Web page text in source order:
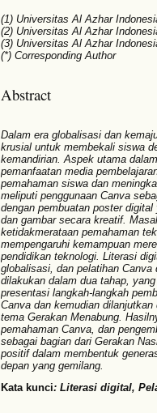
(1) Universitas Al Azhar
(2) Universitas Al Azhar
(3) Universitas Al Azhar
(*) Corresponding Author
Abstract
Dalam era globalisasi dan
krusial untuk membekali siswa
kemandirian. Aspek utama
pemanfaatan media
pemahaman siswa dan
meliputi penggunaan Canva
dengan pembuatan poster
dan gambar secara kreatif.
ketidakmerataan pemahaman
mempengaruhi kemampuan
pendidikan teknologi. Literasi
globalisasi, dan pelatihan
dilakukan dalam dua tahap,
presentasi langkah-langkah
Canva dan kemudian
tema Gerakan Menabung.
pemahaman Canva, dan
sebagai bagian dari Gerakan
positif dalam membentuk
depan yang gemilang.
Kata kunci:Literasi digital,